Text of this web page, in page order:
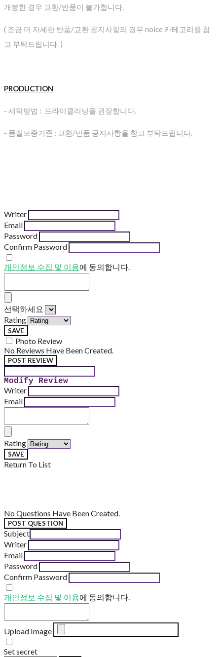
개봉한 경우 교환/반품이 불가합니다.
( 조금 더 자세한 반품/교환 공지사항의 경우 noice 카테고리를 참
고 부탁드립니다. )
PRODUCTION
- 세탁방법 : 드라이클리닝을 권장합니다.
- 품질보증기준 : 교환/반품 공지사항을 참고 부탁드립니다.
Writer
Email
Password
Confirm Password
개인정보 수집 및 이용에 동의합니다.
선택하세요
Rating
SAVE
Photo Review
No Reviews Have Been Created.
POST REVIEW
Modify Review
Writer
Email
Rating
SAVE
Return To List
No Questions Have Been Created.
POST QUESTION
Subject
Writer
Email
Password
Confirm Password
개인정보 수집 및 이용에 동의합니다.
Upload Image
Set secret